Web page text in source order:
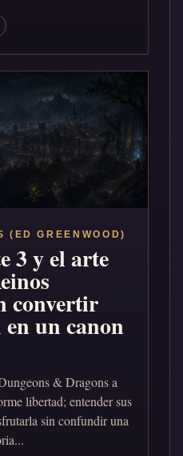
(ED GREENWOOD)
3 y el arte
convertir
en un canon
& Dragons a
libertad; entender sus
sin confundir una